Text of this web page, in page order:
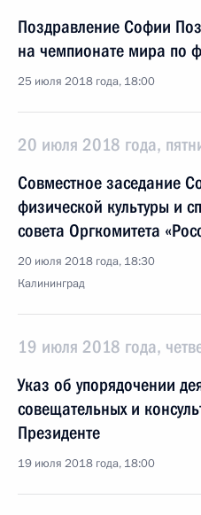
Поздравление Софии
на чемпионате мира по
25 июля 2018 года, 18:00
20 июля 2018 года,
Совместное заседание
физической культуры и
совета Оргкомитета
20 июля 2018 года, 18:30
Калининград
19 июля 2018 года,
Указ об упорядочении
совещательных и
Президенте
19 июля 2018 года, 18:00